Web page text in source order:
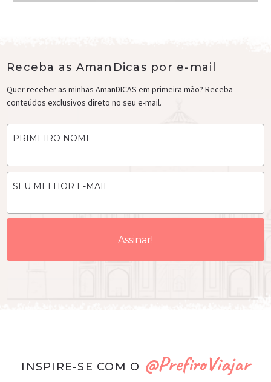
Receba as AmanDicas por e-mail
Quer receber as minhas AmanDICAS em primeira mão? Receba
conteúdos exclusivos direto no seu e-mail.
PRIMEIRO NOME
SEU MELHOR E-MAIL
INSPIRE-SE COM O @PrefiroViajar